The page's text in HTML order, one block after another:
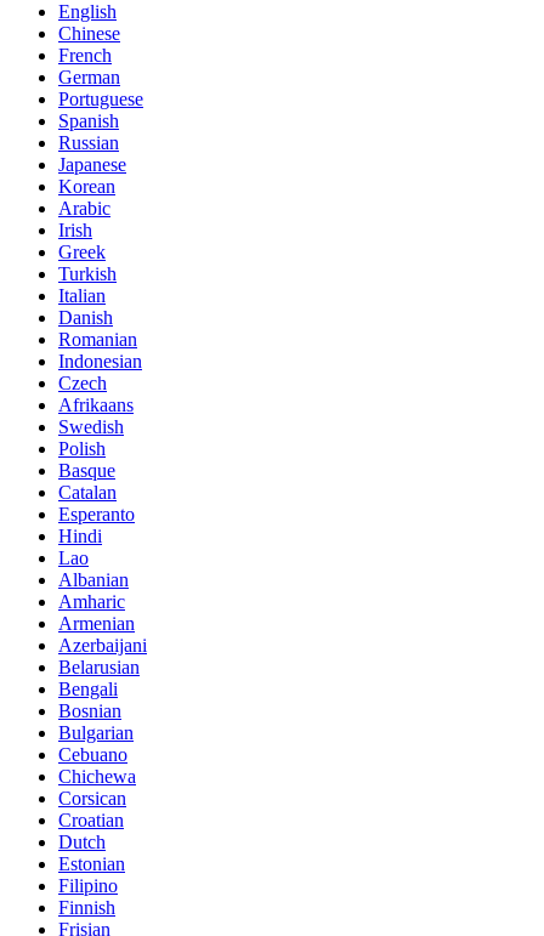
English
Chinese
French
German
Portuguese
Spanish
Russian
Japanese
Korean
Arabic
Irish
Greek
Turkish
Italian
Danish
Romanian
Indonesian
Czech
Afrikaans
Swedish
Polish
Basque
Catalan
Esperanto
Hindi
Lao
Albanian
Amharic
Armenian
Azerbaijani
Belarusian
Bengali
Bosnian
Bulgarian
Cebuano
Chichewa
Corsican
Croatian
Dutch
Estonian
Filipino
Finnish
Frisian